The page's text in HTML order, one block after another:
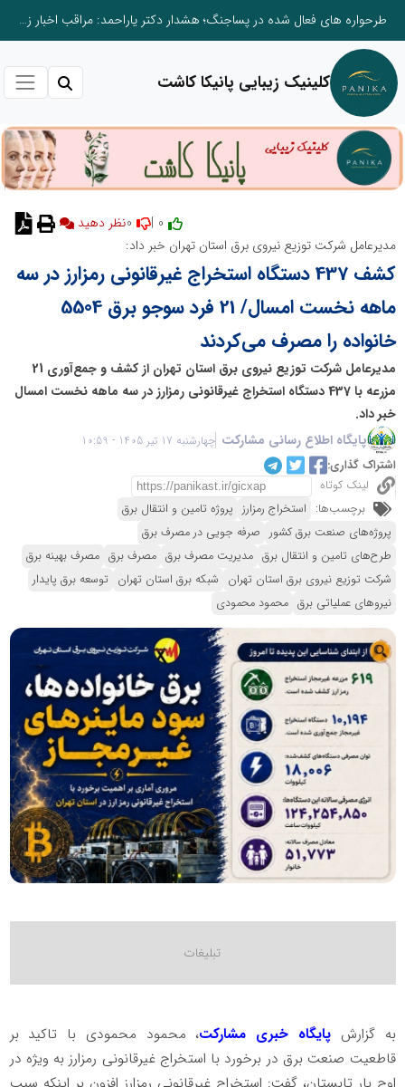
طرحواره های فعال شده در پساجنگ؛ هشدار دکتر یاراحمد: مراقب اخبار زرد و واکنش های هیجانی باشید
کلینیک زیبایی پانیکا کاشت
مدیرعامل شرکت توزیع نیروی برق استان تهران خبر داد:
کشف 437 دستگاه استخراج غیرقانونی رمزارز در سه
ماهه نخست امسال/ 21 فرد سوجو برق 5504
خانواده را مصرف می‌کردند
مدیرعامل شرکت توزیع نیروی برق استان تهران از کشف و جمع‌آوری 21
مزرعه با 437 دستگاه استخراج غیرقانونی رمزارز در سه ماهه نخست امسال
خبر داد.
پایگاه اطلاع رسانی مشارکت چهارشنبه 17 تیر 1405 - 10:59
اشتراک گذاری:
لینک کوتاه
برچسب‌ها: استخراج رمزارز پروژه تامین و انتقال برق
پروژه‌های صنعت برق کشور صرفه جویی در مصرف برق
طرح‌های تامین و انتقال برق مدیریت مصرف برق مصرف برق مصرف بهینه برق
شرکت توزیع نیروی برق استان تهران شبکه برق استان تهران توسعه برق پایدار
نیروهای عملیاتی برق محمود محمودی
به گزارشپایگاه خبری مشارکت، محمود محمودی با تاکید بر
قاطعیت صنعت برق در برخورد با استخراج غیرقانونی رمزارز به ویژه در